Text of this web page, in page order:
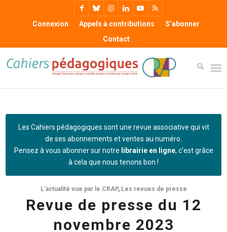
Connexion Appels à contributions
S’abonner
Contact
Les Cahiers pédagogiques sont une revue associative qui vit
de ses abonnements et ventes au numéro.
Pensez à vous abonner sur notre librairie en ligne, c’est grâce
à cela que nous tenons bon !
L'actualité vue par le CRAP, Les revues de presse
Revue de presse du 12
novembre 2023